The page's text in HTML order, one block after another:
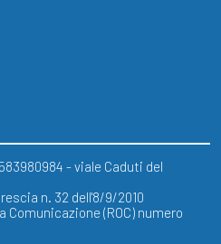
- viale Caduti del
n. 32 dell'8/9/2010
Comunicazione (ROC) numero